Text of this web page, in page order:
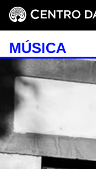
MÚSICA